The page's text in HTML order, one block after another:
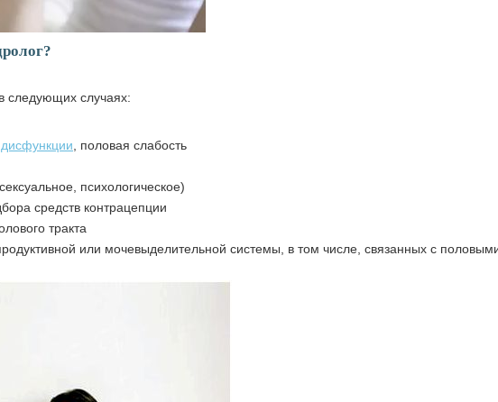
следующих случаях:
, половая слабость
психологическое)
средств контрацепции
тракта
или мочевыделительной системы, в том числе, связанных с